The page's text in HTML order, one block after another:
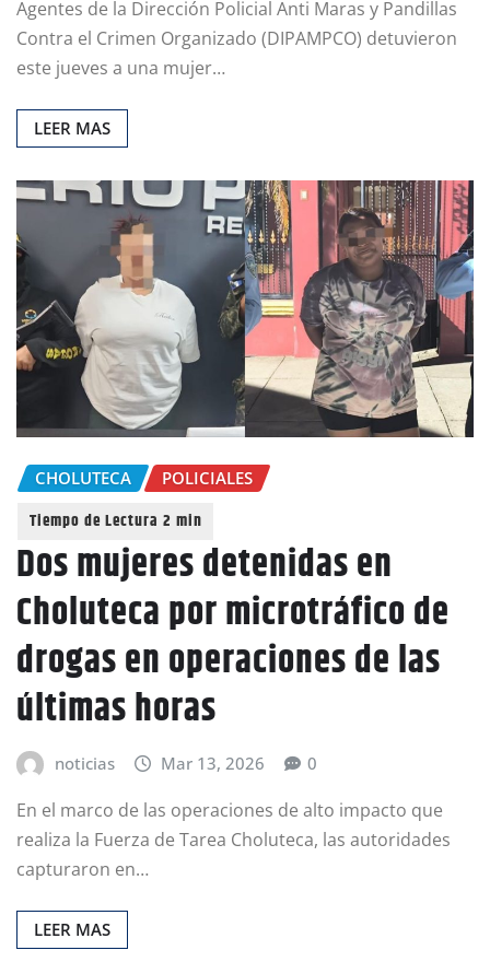
Agentes de la Dirección Policial Anti Maras y Pandillas
Contra el Crimen Organizado (DIPAMPCO) detuvieron
este jueves a una mujer…
LEER MAS
CHOLUTECA POLICIALES
Dos mujeres detenidas en
Choluteca por microtráfico de
drogas en operaciones de las
últimas horas
noticias Mar 13, 2026 0
En el marco de las operaciones de alto impacto que
realiza la Fuerza de Tarea Choluteca, las autoridades
capturaron en…
LEER MAS